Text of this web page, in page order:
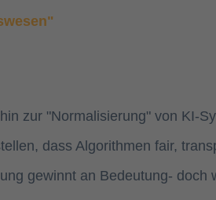
zur "Normalisierung" von KI-
dass Algorithmen fair,
gewinnt an Bedeutung- doch